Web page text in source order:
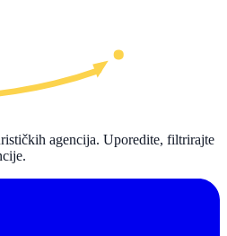
agencija. Uporedite, filtrirajte